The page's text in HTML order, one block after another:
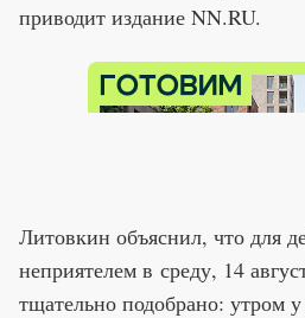
приводит издание NN.RU.
Литовкин объяснил, что для
неприятелем в среду, 14
тщательно подобрано: утром